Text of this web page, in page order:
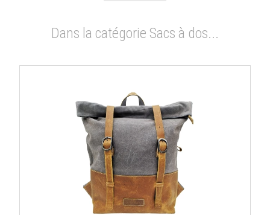
Dans la catégorie Sacs à dos...